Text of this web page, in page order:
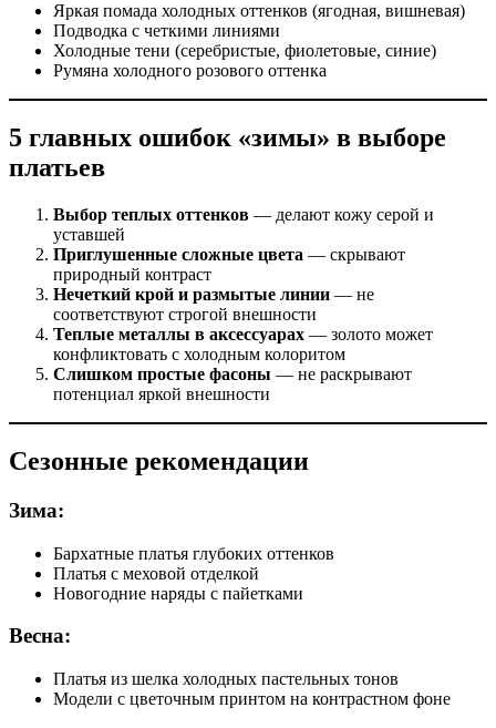
Яркая помада холодных оттенков (ягодная, вишневая)
Подводка с четкими линиями
Холодные тени (серебристые, фиолетовые, синие)
Румяна холодного розового оттенка
5 главных ошибок «зимы» в выборе
платьев
Выбор теплых оттенков — делают кожу серой и
уставшей
Приглушенные сложные цвета — скрывают
природный контраст
Нечеткий крой и размытые линии — не
соответствуют строгой внешности
Теплые металлы в аксессуарах — золото может
конфликтовать с холодным колоритом
Слишком простые фасоны — не раскрывают
потенциал яркой внешности
Сезонные рекомендации
Зима:
Бархатные платья глубоких оттенков
Платья с меховой отделкой
Новогодние наряды с пайетками
Весна:
Платья из шелка холодных пастельных тонов
Модели с цветочным принтом на контрастном фоне